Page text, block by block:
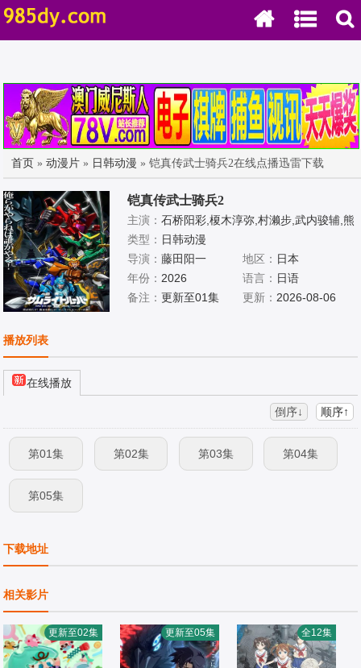
首页 »动漫片 » 日韩动漫 » 铠真传武士骑兵2在线点播迅雷下载
铠真传武士骑兵2
主演：石桥阳彩,榎木淳弥,村濑步,武内骏辅,熊
谷健太郎,增田俊树,木下纱华,Lynn,下野纮,草
尾毅,野岛裕史,置鲇龙太郎,佐佐木望,西村朋
纮,小西克幸,佐藤拓也,鸟海浩辅,寺岛拓笃,杉
田智和,天崎滉平,铃村健一,泽城千春,竹内良
类型： 日韩动漫
导演：藤田阳一 地区： 日本
年份： 2026 语言： 日语
备注：更新至01集 更新： 2026-08-06
播放列表
在线播放
倒序↓ 顺序↑
第01集 第02集 第03集 第04集
第05集
下载地址
相关影片
更新至02集 更新至05集 全12集